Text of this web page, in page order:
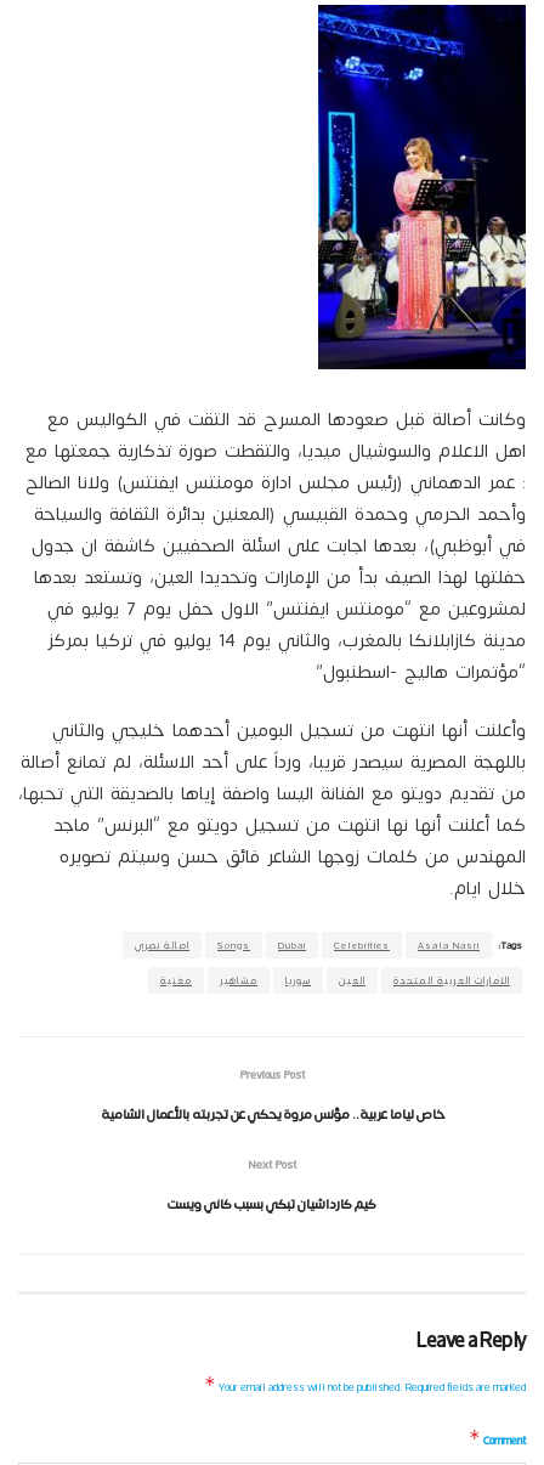
وكانت أصالة قبل صعودها المسرح قد التقت في الكواليس مع
اهل الاعلام والسوشيال ميديا، والتقطت صورة تذكارية جمعتها مع
: عمر الدهماني (رئيس مجلس ادارة مومنتس ايفنتس) ولانا الصالح
وأحمد الحرمي وحمدة القبيسي (المعنين بدائرة الثقافة والسياحة
في أبوظبي)، بعدها اجابت على اسئلة الصحفيين كاشفة ان جدول
حفلتها لهذا الصيف بدأ من الإمارات وتحديدا العين، وتستعد بعدها
لمشروعين مع “مومنتس ايفنتس” الاول حفل يوم 7 يوليو في
مدينة كازابلانكا بالمغرب، والثاني يوم 14 يوليو في تركيا بمركز
“مؤتمرات هاليج -اسطنبول”
وأعلنت أنها انتهت من تسجيل البومين أحدهما خليجي والثاني
باللهجة المصرية سيصدر قريبا، ورداً على أحد الاسئلة، لم تمانع أصالة
من تقديم دويتو مع الفنانة اليسا واصفة إياها بالصديقة التي تحبها،
كما أعلنت أنها نها انتهت من تسجيل دويتو مع “البرنس” ماجد
المهندس من كلمات زوجها الشاعر فائق حسن وسيتم تصويره
خلال ايام.
Tags:
Asala Nasri
Celebrities
Dubai
Songs اصالة نصري
الامارات العربية المتحدة العين سوريا مشاهير مغنية
Previous Post
خاص لياما عربية.. مؤنس مروة يحكي عن تجربته بالأعمال الشامية
Next Post
كيم كارداشيان تبكي بسبب كاني ويست
Leave a Reply
Your email address will not be published.Required fields are marked
*
Comment
*